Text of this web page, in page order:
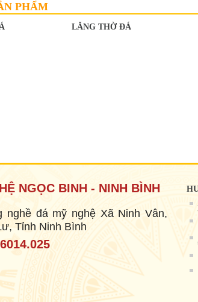
PHẨM
LĂNG THỜ ĐÁ
NGỌC BINH - NINH BÌNH
nghề đá mỹ nghệ Xã Ninh Vân,
Tỉnh Ninh Bình